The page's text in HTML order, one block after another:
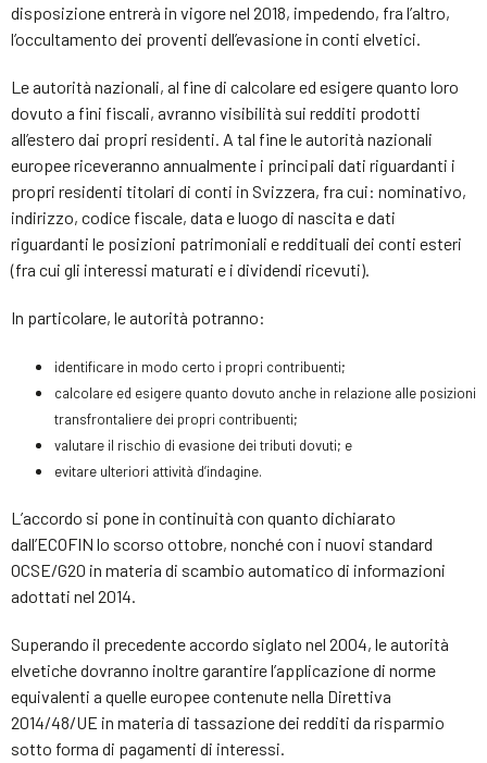
disposizione entrerà in vigore nel 2018, impedendo, fra l’altro,
l’occultamento dei proventi dell’evasione in conti elvetici.
Le autorità nazionali, al fine di calcolare ed esigere quanto loro
dovuto a fini fiscali, avranno visibilità sui redditi prodotti
all’estero dai propri residenti. A tal fine le autorità nazionali
europee riceveranno annualmente i principali dati riguardanti i
propri residenti titolari di conti in Svizzera, fra cui: nominativo,
indirizzo, codice fiscale, data e luogo di nascita e dati
riguardanti le posizioni patrimoniali e reddituali dei conti esteri
(fra cui gli interessi maturati e i dividendi ricevuti).
In particolare, le autorità potranno:
identificare in modo certo i propri contribuenti;
calcolare ed esigere quanto dovuto anche in relazione alle posizioni
transfrontaliere dei propri contribuenti;
valutare il rischio di evasione dei tributi dovuti; e
evitare ulteriori attività d’indagine.
L’accordo si pone in continuità con quanto dichiarato
dall’ECOFIN lo scorso ottobre, nonché con i nuovi standard
OCSE/G20 in materia di scambio automatico di informazioni
adottati nel 2014.
Superando il precedente accordo siglato nel 2004, le autorità
elvetiche dovranno inoltre garantire l’applicazione di norme
equivalenti a quelle europee contenute nella Direttiva
2014/48/UE in materia di tassazione dei redditi da risparmio
sotto forma di pagamenti di interessi.